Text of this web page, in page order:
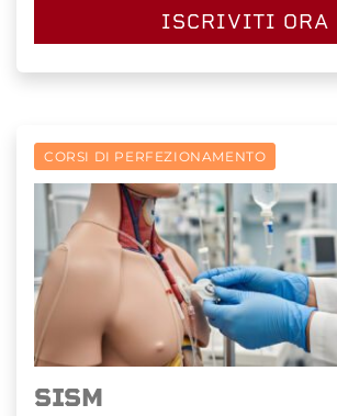
ISCRIVITI ORA
CORSI DI PERFEZIONAMENTO
SISM